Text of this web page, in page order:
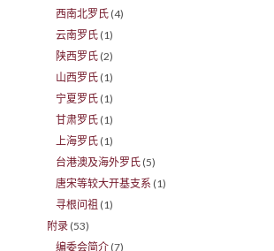
西南北罗氏 (4)
云南罗氏 (1)
陕西罗氏 (2)
山西罗氏 (1)
宁夏罗氏 (1)
甘肃罗氏 (1)
上海罗氏 (1)
台港澳及海外罗氏 (5)
唐宋等较大开基支系 (1)
寻根问祖 (1)
附录 (53)
编委会简介 (7)